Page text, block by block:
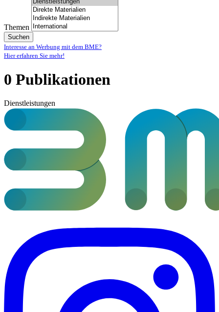
Themen
Suchen
Interesse an Werbung mit dem BME?
Hier erfahren Sie mehr!
0 Publikationen
Dienstleistungen